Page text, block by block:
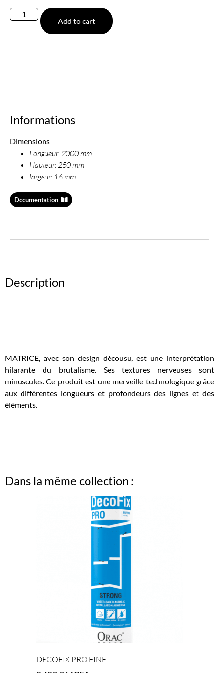
Add to cart
Informations
Dimensions
Longueur: 2000 mm
Hauteur: 250 mm
largeur: 16 mm
Documentation
Description
MATRICE, avec son design décousu, est une interprétation
hilarante du brutalisme. Ses textures nerveuses sont
minuscules. Ce produit est une merveille technologique grâce
aux différentes longueurs et profondeurs des lignes et des
éléments.
Dans la même collection :
DECOFIX PRO FINE